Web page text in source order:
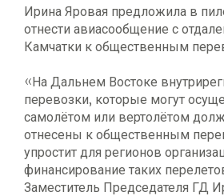
Ирина Яровая предложила в
отнести авиасообщение с
Камчатки к общественным
«На Дальнем Востоке
перевозки, которые могут
самолётом или вертолётом
отнесены к общественным
упростит для регионов
финансирование таких
Заместитель Председателя ГД